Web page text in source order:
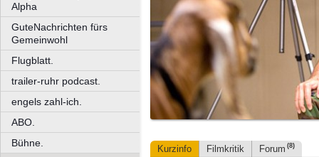
Alpha
GuteNachrichten fürs
Gemeinwohl
Flugblatt.
trailer-ruhr podcast.
engels zahl-ich.
ABO.
Bühne.
Kurzinfo Filmkritik Forum (8)